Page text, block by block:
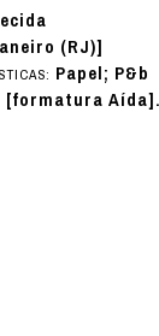
(RJ)]
Papel; P&b
Aída].